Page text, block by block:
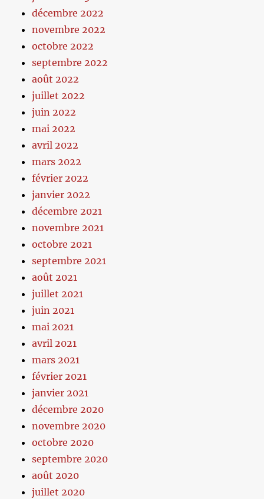
décembre 2022
novembre 2022
octobre 2022
septembre 2022
août 2022
juillet 2022
juin 2022
mai 2022
avril 2022
mars 2022
février 2022
janvier 2022
décembre 2021
novembre 2021
octobre 2021
septembre 2021
août 2021
juillet 2021
juin 2021
mai 2021
avril 2021
mars 2021
février 2021
janvier 2021
décembre 2020
novembre 2020
octobre 2020
septembre 2020
août 2020
juillet 2020